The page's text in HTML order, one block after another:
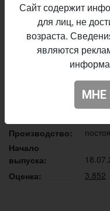
масштаба, как и
Описание производителя
Пивоварня:
Stout
6,0%
Производство:
Начало
выпуска:
Оценка:
3.852
Сайт содержит
для лиц, не
возраста.
являются
МНЕ